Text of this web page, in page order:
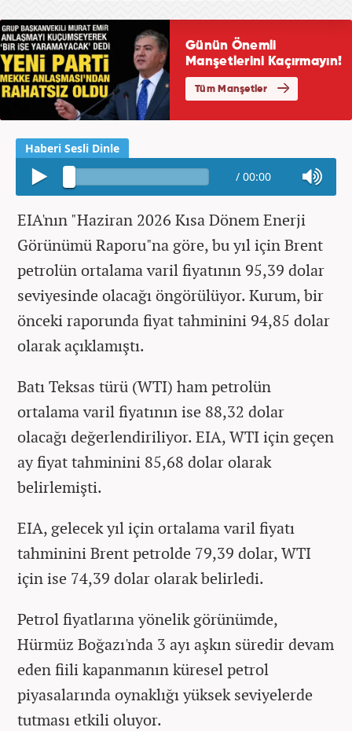
/ 00:00
EIA'nın "Haziran 2026 Kısa Dönem Enerji
Görünümü Raporu"na göre, bu yıl için Brent
petrolün ortalama varil fiyatının 95,39 dolar
seviyesinde olacağı öngörülüyor. Kurum, bir
önceki raporunda fiyat tahminini 94,85 dolar
olarak açıklamıştı.
Batı Teksas türü (WTI) ham petrolün
ortalama varil fiyatının ise 88,32 dolar
olacağı değerlendiriliyor. EIA, WTI için geçen
ay fiyat tahminini 85,68 dolar olarak
belirlemişti.
EIA, gelecek yıl için ortalama varil fiyatı
tahminini Brent petrolde 79,39 dolar, WTI
için ise 74,39 dolar olarak belirledi.
Petrol fiyatlarına yönelik görünümde,
Hürmüz Boğazı'nda 3 ayı aşkın süredir devam
eden fiili kapanmanın küresel petrol
piyasalarında oynaklığı yüksek seviyelerde
tutması etkili oluyor.